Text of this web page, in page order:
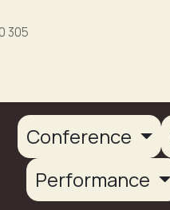
305
Conference
Performance